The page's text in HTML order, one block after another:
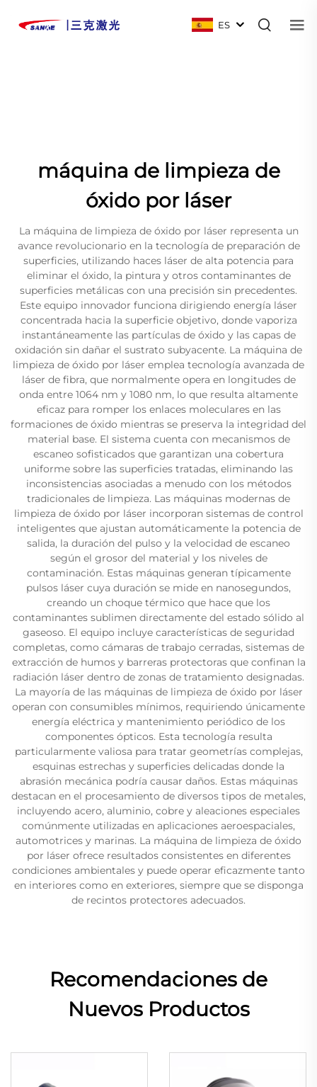
ES
máquina de limpieza de
óxido por láser
La máquina de limpieza de óxido por láser representa un
avance revolucionario en la tecnología de preparación de
superficies, utilizando haces láser de alta potencia para
eliminar el óxido, la pintura y otros contaminantes de
superficies metálicas con una precisión sin precedentes.
Este equipo innovador funciona dirigiendo energía láser
concentrada hacia la superficie objetivo, donde vaporiza
instantáneamente las partículas de óxido y las capas de
oxidación sin dañar el sustrato subyacente. La máquina de
limpieza de óxido por láser emplea tecnología avanzada de
láser de fibra, que normalmente opera en longitudes de
onda entre 1064 nm y 1080 nm, lo que resulta altamente
eficaz para romper los enlaces moleculares en las
formaciones de óxido mientras se preserva la integridad del
material base. El sistema cuenta con mecanismos de
escaneo sofisticados que garantizan una cobertura
uniforme sobre las superficies tratadas, eliminando las
inconsistencias asociadas a menudo con los métodos
tradicionales de limpieza. Las máquinas modernas de
limpieza de óxido por láser incorporan sistemas de control
inteligentes que ajustan automáticamente la potencia de
salida, la duración del pulso y la velocidad de escaneo
según el grosor del material y los niveles de
contaminación. Estas máquinas generan típicamente
pulsos láser cuya duración se mide en nanosegundos,
creando un choque térmico que hace que los
contaminantes sublimen directamente del estado sólido al
gaseoso. El equipo incluye características de seguridad
completas, como cámaras de trabajo cerradas, sistemas de
extracción de humos y barreras protectoras que confinan la
radiación láser dentro de zonas de tratamiento designadas.
La mayoría de las máquinas de limpieza de óxido por láser
operan con consumibles mínimos, requiriendo únicamente
energía eléctrica y mantenimiento periódico de los
componentes ópticos. Esta tecnología resulta
particularmente valiosa para tratar geometrías complejas,
esquinas estrechas y superficies delicadas donde la
abrasión mecánica podría causar daños. Estas máquinas
destacan en el procesamiento de diversos tipos de metales,
incluyendo acero, aluminio, cobre y aleaciones especiales
comúnmente utilizadas en aplicaciones aeroespaciales,
automotrices y marinas. La máquina de limpieza de óxido
por láser ofrece resultados consistentes en diferentes
condiciones ambientales y puede operar eficazmente tanto
en interiores como en exteriores, siempre que se disponga
de recintos protectores adecuados.
Recomendaciones de
Nuevos Productos